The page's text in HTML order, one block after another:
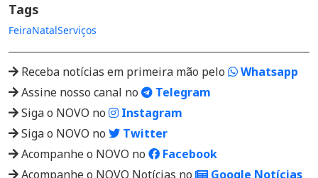
Tags
FeiraNatalServiços
Receba notícias em primeira mão pelo
Whatsapp
Assine nosso canal no
Telegram
Siga o NOVO no
Instagram
Siga o NOVO no
Twitter
Acompanhe o NOVO no
Facebook
Acompanhe o NOVO Notícias no
Google Notícias